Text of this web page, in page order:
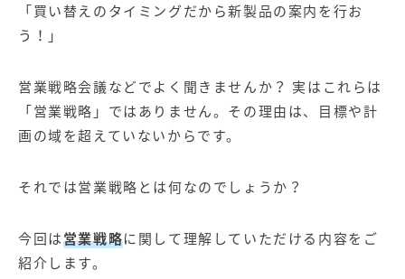
【店舗型ビジネス向け】エリ
ア
【金融機関向け】マーケティ
【IT企業向け】マーケティン
グ
サービス
SNSアカウント運用代行サー
ビス（LINE）
広告プロモーションの製品
Web広告サービス
Web広告パッケージ
「買い替えのタイミングだから新製品の案内を行お
う！」
営業戦略会議などでよく聞きませんか？ 実はこれらは
「営業戦略」ではありません。その理由は、目標や計
画の域を超えていないからです。
それでは営業戦略とは何なのでしょうか？
今回は営業戦略に関して理解していただける内容をご
紹介します。